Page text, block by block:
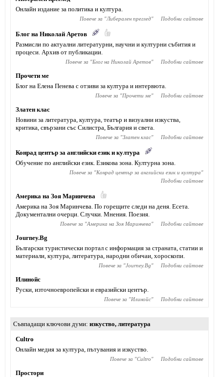
Онлайн издание за политика и култура.
Повече за "Либерален преглед" Подобни сайтове
Блог на Николай Аретов
Размисли по актуални литературни, научни и културни събития и
процеси. Архив от публикации.
Повече за "Блог на Николай Аретов" Подобни сайтове
Прочети ме
Блог на Елена Пенева с отзиви за култура и интервюта.
Повече за "Прочети ме" Подобни сайтове
Златен клас
Новини за литература, култура, театър и визуални изкуства,
критика, свързани със Силистра, България и света.
Повече за "Златен клас" Подобни сайтове
Конрад център за английски език и култура
Обучение по английски език. Езикова зона. Културна зона.
Повече за "Конрад център за английски език и култура"
Подобни сайтове
Америка на Зоя Маринчева
Америка на Зоя Маринчева. По горещите следи на деня. Есета.
Документални очерци. Случки. Мнения. Поезия.
Повече за "Америка на Зоя Маринчева" Подобни сайтове
Journey.Bg
Български туристически портал с информация за страната, статии и
материали, култура, литература, народни обичаи, хороскопи.
Повече за "Journey.Bg" Подобни сайтове
Илинойс
Руски, източноевропейски и евразийски център.
Повече за "Илинойс" Подобни сайтове
Съвпадащи ключови думи изкуство, литература
Cultro
Онлайн медия за култура, пътувания и изкуство.
Повече за "Cultro" Подобни сайтове
Простори